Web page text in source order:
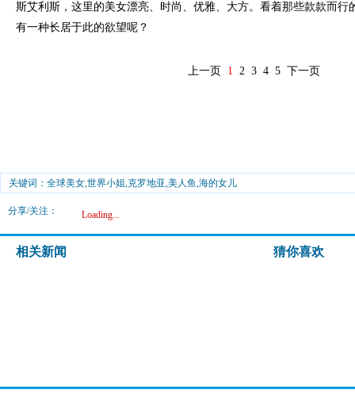
斯艾利斯，这里的美女漂亮、时尚、优雅、大方。看着那些款款而行
有一种长居于此的欲望呢？
上一页 1 2 3 4 5 下一页
关键词：全球美女,世界小姐,克罗地亚,美人鱼,海的女儿
分享/关注： Loading...
相关新闻 猜你喜欢